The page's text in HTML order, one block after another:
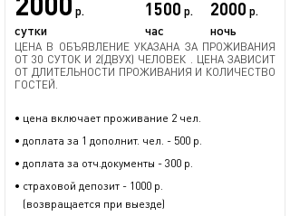
р.
сутки
1500 р.
час
2000 р.
ночь
ЦЕНА В ОБЪЯВЛЕНИЕ УКАЗАНА ЗА ПРОЖИВАНИЯ
ОТ 30 СУТОК И 2(ДВУХ) ЧЕЛОВЕК . ЦЕНА ЗАВИСИТ
ОТ ДЛИТЕЛЬНОСТИ ПРОЖИВАНИЯ И КОЛИЧЕСТВО
ГОСТЕЙ.
• цена включает проживание 2 чел.
• доплата за 1 дополнит. чел. - 500 р.
• доплата за отч.документы - 300 р.
• страховой депозит - 1000 р.
(возвращается при выезде)